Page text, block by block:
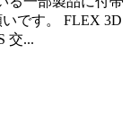
です。 FLEX 3D
交...